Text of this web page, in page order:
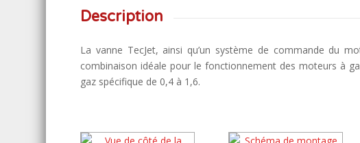
Description
La vanne TecJet, ainsi qu’un système de commande du
combinaison idéale pour le fonctionnement des moteurs à
gaz spécifique de 0,4 à 1,6.